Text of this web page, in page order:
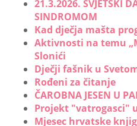
21.3.2026. SVJETSKI
SINDROMOM
Kad dječja mašta
Aktivnosti na temu
Slonići
Dječji fašnik u
Rođeni za čitanje
ČAROBNA JESEN U
Projekt "vatrogasci"
Mjesec hrvatske